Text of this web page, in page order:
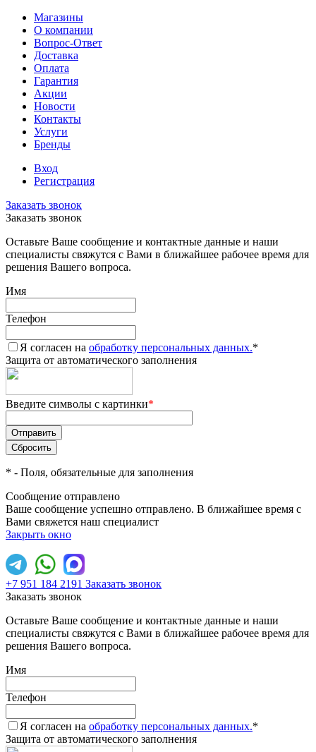
Магазины
О компании
Вопрос-Ответ
Доставка
Оплата
Гарантия
Акции
Новости
Контакты
Услуги
Бренды
Вход
Регистрация
Заказать звонок
Заказать звонок
Оставьте Ваше сообщение и контактные данные и наши
специалисты свяжутся с Вами в ближайшее рабочее время для
решения Вашего вопроса.
Имя
Телефон
Я согласен на обработку персональных данных.*
Защита от автоматического заполнения
Введите символы с картинки*
* - Поля, обязательные для заполнения
Сообщение отправлено
Ваше сообщение успешно отправлено. В ближайшее время с
Вами свяжется наш специалист
Закрыть окно
+7 951 184 2191 Заказать звонок
Заказать звонок
Оставьте Ваше сообщение и контактные данные и наши
специалисты свяжутся с Вами в ближайшее рабочее время для
решения Вашего вопроса.
Имя
Телефон
Я согласен на обработку персональных данных.*
Защита от автоматического заполнения